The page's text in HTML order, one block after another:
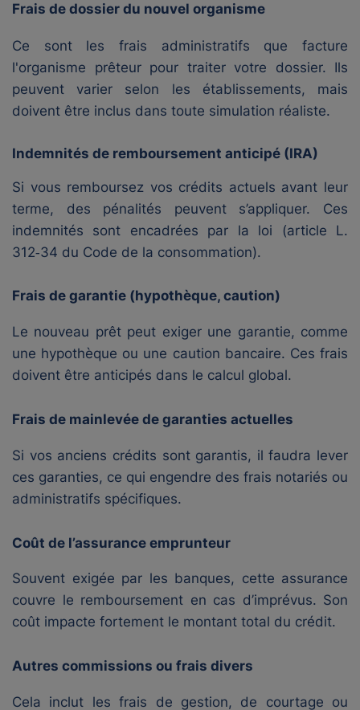
Frais de dossier du nouvel organisme
Ce sont les frais administratifs que facture
l'organisme prêteur pour traiter votre dossier. Ils
peuvent varier selon les établissements, mais
doivent être inclus dans toute simulation réaliste.
Indemnités de remboursement anticipé (IRA)
Si vous remboursez vos crédits actuels avant leur
terme, des pénalités peuvent s’appliquer. Ces
indemnités sont encadrées par la loi (article L.
312‑34 du Code de la consommation).
Frais de garantie (hypothèque, caution)
Le nouveau prêt peut exiger une garantie, comme
une hypothèque ou une caution bancaire. Ces frais
doivent être anticipés dans le calcul global.
Frais de mainlevée de garanties actuelles
Si vos anciens crédits sont garantis, il faudra lever
ces garanties, ce qui engendre des frais notariés ou
administratifs spécifiques.
Coût de l’assurance emprunteur
Souvent exigée par les banques, cette assurance
couvre le remboursement en cas d’imprévus. Son
coût impacte fortement le montant total du crédit.
Autres commissions ou frais divers
Cela inclut les frais de gestion, de courtage ou